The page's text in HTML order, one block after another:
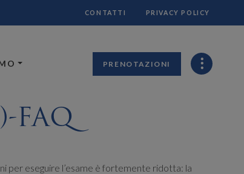
CONTATTI PRIVACY POLICY
PRENOTAZIONI
FAQ
per eseguire l’esame è fortemente ridotta: la